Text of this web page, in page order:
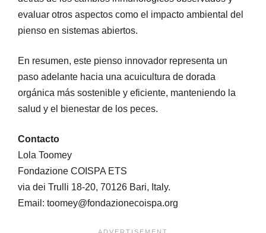
evaluar otros aspectos como el impacto ambiental del
pienso en sistemas abiertos.
En resumen, este pienso innovador representa un
paso adelante hacia una acuicultura de dorada
orgánica más sostenible y eficiente, manteniendo la
salud y el bienestar de los peces.
Contacto
Lola Toomey
Fondazione COISPA ETS
via dei Trulli 18-20, 70126 Bari, Italy.
Email: toomey@fondazionecoispa.org